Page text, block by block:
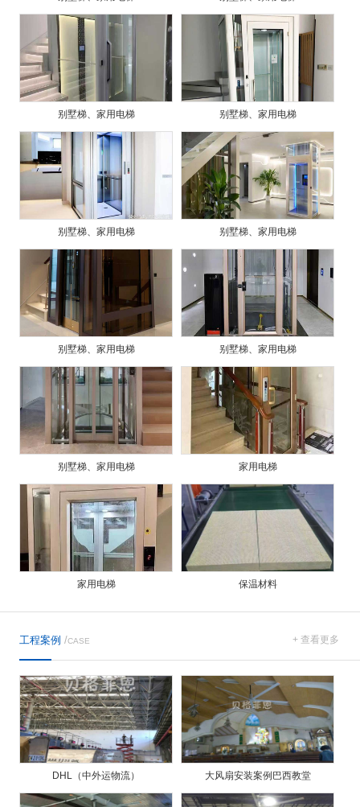
别墅梯、家用电梯 别墅梯、家用电梯
别墅梯、家用电梯 别墅梯、家用电梯
别墅梯、家用电梯 别墅梯、家用电梯
别墅梯、家用电梯 家用电梯
家用电梯 保温材料
工程案例 /CASE + 查看更多
DHL（中外运物流） 大风扇安装案例巴西教堂